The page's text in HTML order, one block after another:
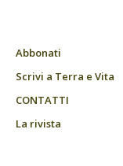
Abbonati
Scrivi a Terra e Vita
CONTATTI
La rivista